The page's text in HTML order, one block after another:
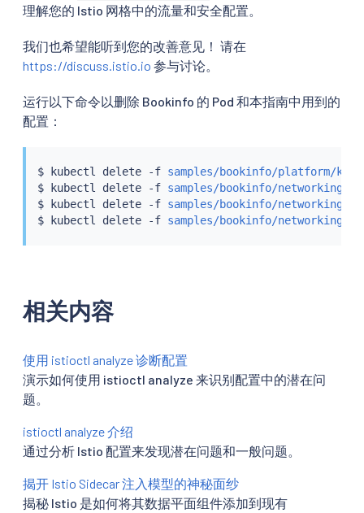
理解您的 Istio 网格中的流量和安全配置。
我们也希望能听到您的改善意见！ 请在
https://discuss.istio.io 参与讨论。
运行以下命令以删除 Bookinfo 的 Pod 和本指南中用到的
配置：
$ kubectl delete -f samples/bookinfo/platform/
$
kubectl delete -f samples/bookinfo/networking/
$
kubectl delete -f samples/bookinfo/
$
kubectl delete -f samples/bookinfo/
相关内容
使用 istioctl analyze 诊断配置
演示如何使用 istioctl analyze 来识别配置中的潜在问
题。
istioctl analyze 介绍
通过分析 Istio 配置来发现潜在问题和一般问题。
揭开 Istio Sidecar 注入模型的神秘面纱
揭秘 Istio 是如何将其数据平面组件添加到现有